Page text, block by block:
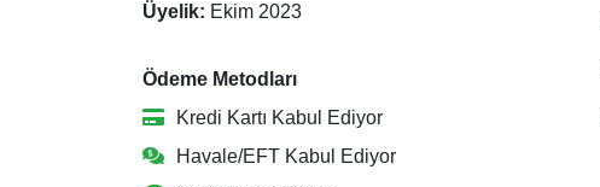
Üyelik: Ekim 2023
Ödeme Metodları
Kredi Kartı Kabul Ediyor
Havale/EFT Kabul Ediyor